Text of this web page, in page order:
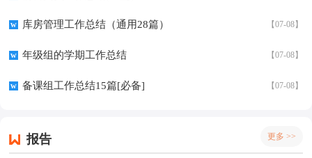
w 库房管理工作总结（通用28篇） 【07-08】
w 年级组的学期工作总结 【07-08】
w 备课组工作总结15篇[必备] 【07-08】
报告 更多 >>